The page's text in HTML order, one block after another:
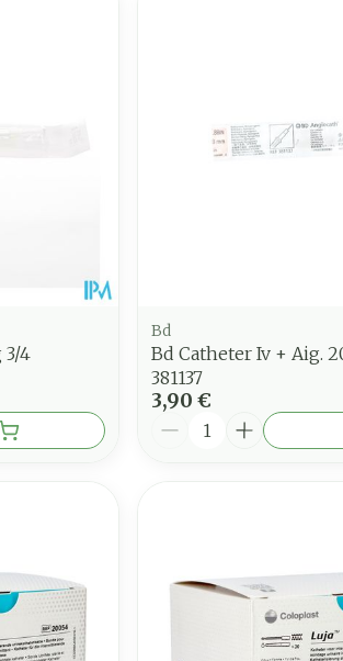
et maximales du prix.
3/4
Bd
Bd Catheter Iv + Aig.
381137
3,90 €
Quantité